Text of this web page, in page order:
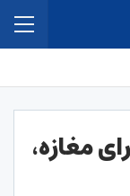
مغازه،